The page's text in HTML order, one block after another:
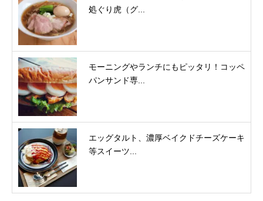
処ぐり虎（グ...
モーニングやランチにもピッタリ！コッペ
パンサンド専...
エッグタルト、濃厚ベイクドチーズケーキ
等スイーツ...